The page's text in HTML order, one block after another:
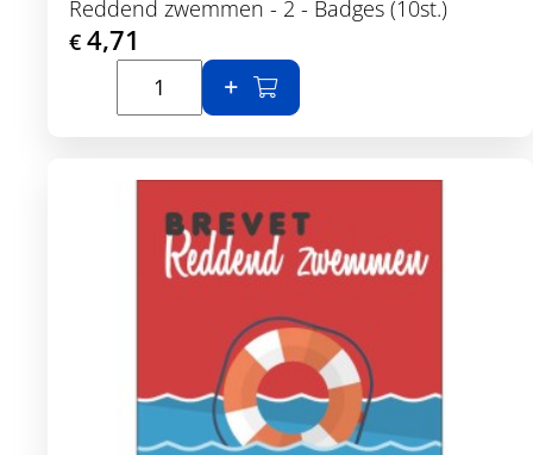
Reddend zwemmen - 2 - Badges (10st.)
€ 4,71
In winkelmand